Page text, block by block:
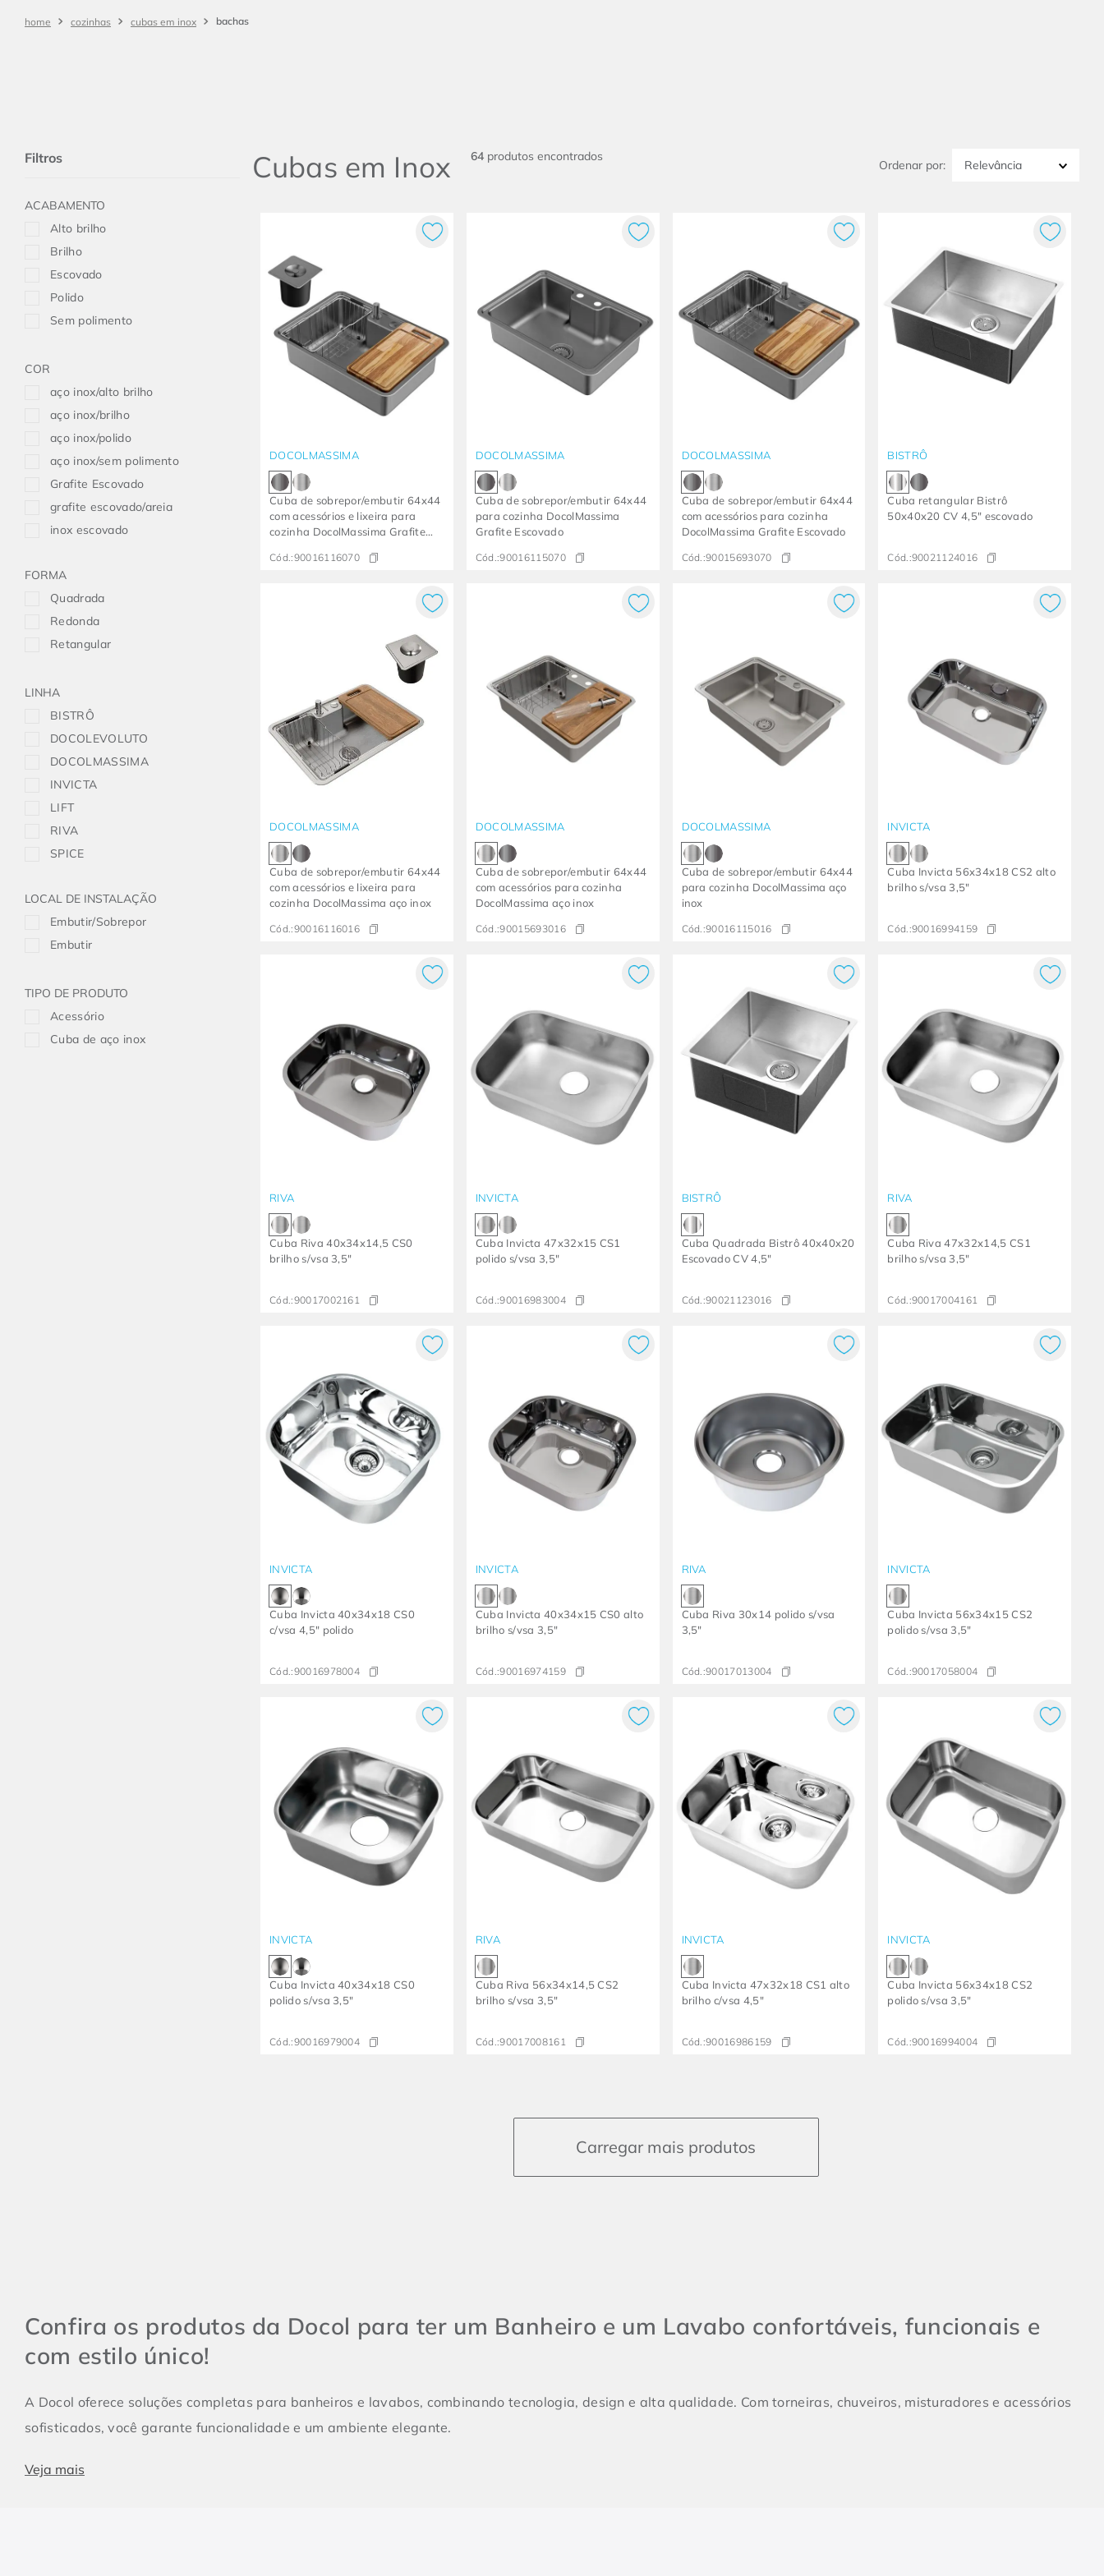
cozinhas cubas em inox
Filtros
ACABAMENTO
Alto brilho
Brilho
Escovado
Polido
Sem polimento
COR
aço inox/alto brilho
aço inox/brilho
aço inox/polido
aço inox/sem polimento
Grafite Escovado
grafite escovado/areia
inox escovado
FORMA
Quadrada
Redonda
Retangular
LINHA
BISTRÔ
DOCOLEVOLUTO
DOCOLMASSIMA
INVICTA
LIFT
RIVA
SPICE
LOCAL DE INSTALAÇÃO
Embutir/Sobrepor
Embutir
TIPO DE PRODUTO
Acessório
Cuba de aço inox
Cubas em Inox 64 produtos
Relevância
DOCOLMASSIMA
Cuba de sobrepor/embutir 64x44
com acessórios e lixeira para
cozinha DocolMassima Grafite
Cód.:90016116070
DOCOLMASSIMA
Cuba de sobrepor/embutir 64x44
para cozinha DocolMassima
Grafite Escovado
Cód.:90016115070
DOCOLMASSIMA
Cuba de sobrepor/embutir 64x44
com acessórios para cozinha
DocolMassima Grafite Escovado
Cód.:90015693070
BISTRÔ
Cuba retangular Bistrô
50x40x20 CV 4,5" escovado
Cód.:90021124016
DOCOLMASSIMA
Cuba de sobrepor/embutir 64x44
com acessórios e lixeira para
cozinha DocolMassima aço inox
Cód.:90016116016
DOCOLMASSIMA
Cuba de sobrepor/embutir 64x44
com acessórios para cozinha
DocolMassima aço inox
Cód.:90015693016
DOCOLMASSIMA
Cuba de sobrepor/embutir 64x44
para cozinha DocolMassima aço
inox
Cód.:90016115016
INVICTA
Cuba Invicta 56x34x18 CS2 alto
brilho s/vsa 3,5"
Cód.:90016994159
RIVA
Cuba Riva 40x34x14,5 CS0
brilho s/vsa 3,5"
Cód.:90017002161
INVICTA
Cuba Invicta 47x32x15 CS1
polido s/vsa 3,5"
Cód.:90016983004
BISTRÔ
Cuba Quadrada Bistrô 40x40x20
Escovado CV 4,5"
Cód.:90021123016
RIVA
Cuba Riva 47x32x14,5 CS1
brilho s/vsa 3,5"
Cód.:90017004161
INVICTA
Cuba Invicta 40x34x18 CS0
c/vsa 4,5" polido
Cód.:90016978004
INVICTA
Cuba Invicta 40x34x15 CS0 alto
brilho s/vsa 3,5"
Cód.:90016974159
RIVA
Cuba Riva 30x14 polido s/vsa
3,5"
Cód.:90017013004
INVICTA
Cuba Invicta 56x34x15 CS2
polido s/vsa 3,5"
Cód.:90017058004
INVICTA
Cuba Invicta 40x34x18 CS0
polido s/vsa 3,5"
Cód.:90016979004
RIVA
Cuba Riva 56x34x14,5 CS2
brilho s/vsa 3,5"
Cód.:90017008161
INVICTA
Cuba Invicta 47x32x18 CS1 alto
brilho c/vsa 4,5"
Cód.:90016986159
INVICTA
Cuba Invicta 56x34x18 CS2
polido s/vsa 3,5"
Cód.:90016994004
Confira os produtos da Docol para ter um Banheiro e um Lavabo confortáveis, funcionais e
com estilo único!
A Docol oferece soluções completas para banheiros e lavabos, combinando tecnologia, design e alta qualidade. Com torneiras, chuveiros, misturadores e acessórios
sofisticados, você garante funcionalidade e um ambiente elegante.
Produtos essenciais para Banheiro e Lavabo
Veja mais